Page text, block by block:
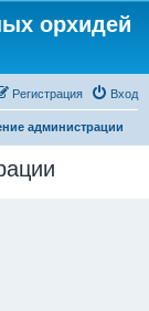
орхидей
Вход
Регистрация
администрации